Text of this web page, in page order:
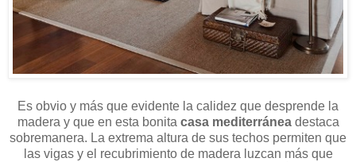
Es obvio y más que evidente la calidez que desprende la
madera y que en esta bonita casa mediterráneadestaca
sobremanera. La extrema altura de sus techos permiten que
las vigas y el recubrimiento de madera luzcan más que